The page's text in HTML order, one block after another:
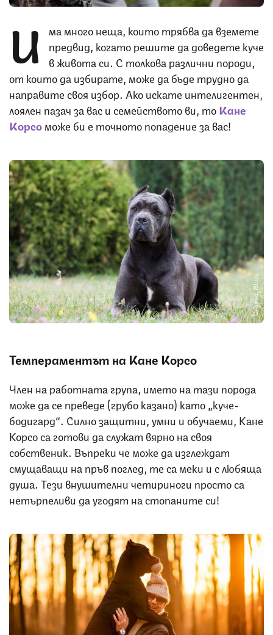
И
ма много неща, които трябва да вземете
предвид, когато решите да доведете куче
в живота си. С толкова различни породи,
от които да избирате, може да бъде трудно да
направите своя избор. Ако искате интелигентен,
лоялен пазач за вас и семейството ви, тоКане
Корсоможе би е точното попадение за вас!
Снимка: iStock
Темпераментът на Кане Корсо
Член на работната група, името на тази порода
може да се преведе (грубо казано) като „куче-
бодигард“. Силно защитни, умни и обучаеми, Кане
Корсо са готови да служат вярно на своя
собственик. Въпреки че може да изглеждат
смущаващи на пръв поглед, те са меки и с любяща
душа. Тези внушителни четириноги просто са
нетърпеливи да угодят на стопаните си!